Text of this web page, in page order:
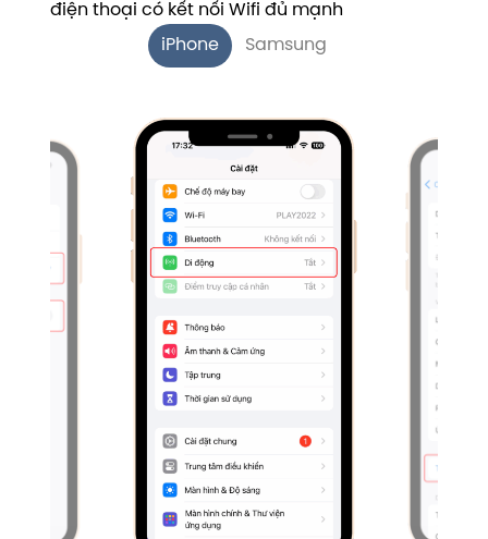
điện thoại có kết nối Wifi đủ mạnh
iPhone
Samsung